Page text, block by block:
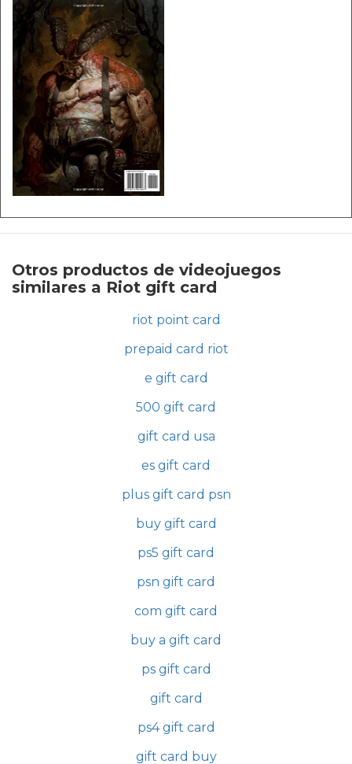
Otros productos de videojuegos
similares a Riot gift card
riot point card
prepaid card riot
e gift card
500 gift card
gift card usa
es gift card
plus gift card psn
buy gift card
ps5 gift card
psn gift card
com gift card
buy a gift card
ps gift card
gift card
ps4 gift card
gift card buy